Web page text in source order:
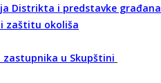
Distrikta i predstavke građana
zaštitu okoliša
zastupnika u Skupštini